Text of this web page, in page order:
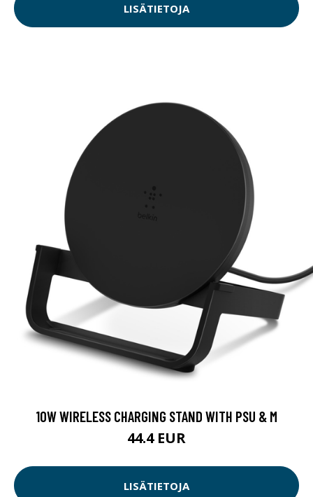
LISÄTIETOJA
10W WIRELESS CHARGING STAND WITH PSU & M
44.4 EUR
LISÄTIETOJA